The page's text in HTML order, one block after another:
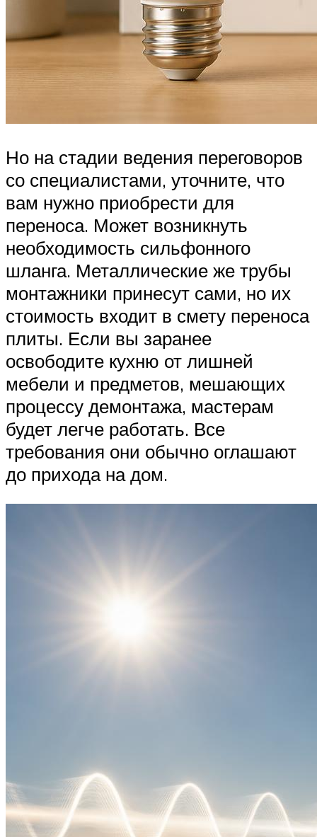
Но на стадии ведения переговоров
со специалистами, уточните, что
вам нужно приобрести для
переноса. Может возникнуть
необходимость сильфонного
шланга. Металлические же трубы
монтажники принесут сами, но их
стоимость входит в смету переноса
плиты. Если вы заранее
освободите кухню от лишней
мебели и предметов, мешающих
процессу демонтажа, мастерам
будет легче работать. Все
требования они обычно оглашают
до прихода на дом.